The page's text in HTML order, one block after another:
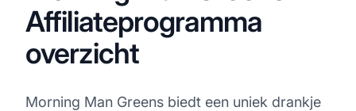
Affiliateprogramma
overzicht
Morning Man Greens biedt een uniek drankje